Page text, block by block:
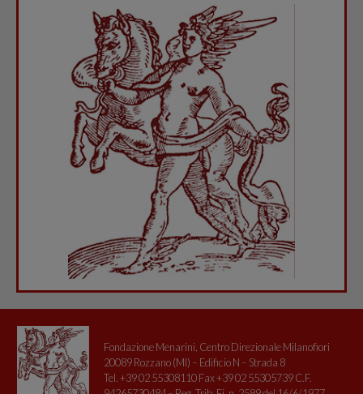
Fondazione Menarini, Centro Direzionale Milanofiori
20089 Rozzano (MI) – Edificio N – Strada 8
Tel. +39 02 55308110 Fax +39 02 55305739 C.F.